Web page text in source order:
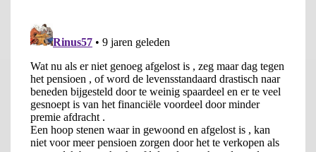
een toename van de nettobestedingsruimte tijdens
pensionering. In vergelijking met een huurder ligt de
hoger.
Het idee is beide vermogens (pensioen en woning) te
combineren tot één: (een deel van) het woningvermogen
wordt dan in feite onderdeel van het pensioen. Dit heeft diverse
voordelen. Zo voorkomt men dat mensen verplicht te veel
‘sparen’ in twee spaarpotten tegelijk. Er ontstaat meer